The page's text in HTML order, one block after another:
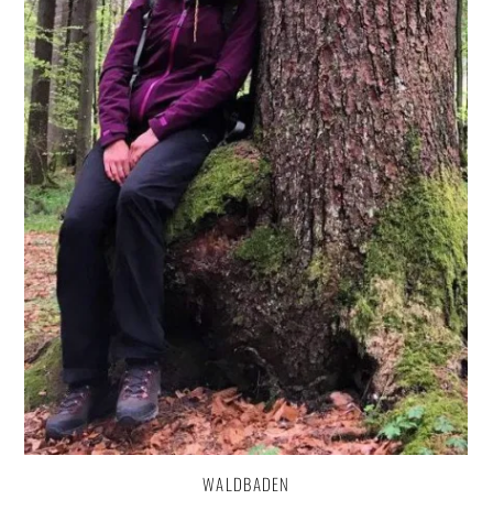
WALDBADEN